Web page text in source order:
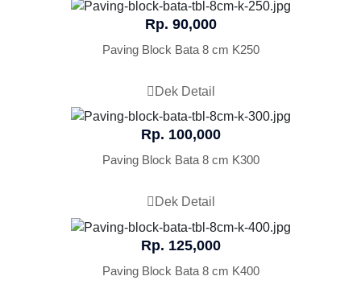
Rp. 90,000
Paving Block Bata 8 cm K250
Dek Detail
Rp. 100,000
Paving Block Bata 8 cm K300
Dek Detail
Rp. 125,000
Paving Block Bata 8 cm K400